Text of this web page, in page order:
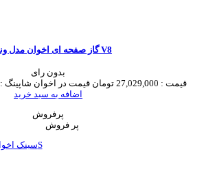
گاز صفحه ای اخوان مدل ونوس V8
بدون رای
قیمت : 27,029,000 تومان قیمت در اخوان شاپینگ :
اضافه به سبد خرید
پرفروش